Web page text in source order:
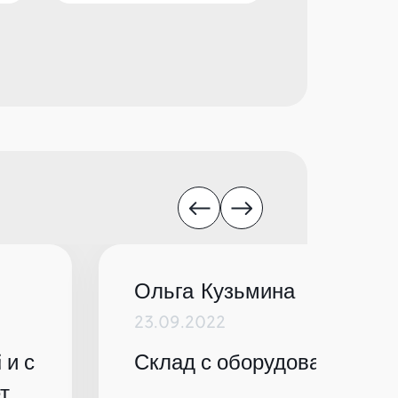
и с
Ольга Кузьмина
23.09.2022
Склад с оборудованием